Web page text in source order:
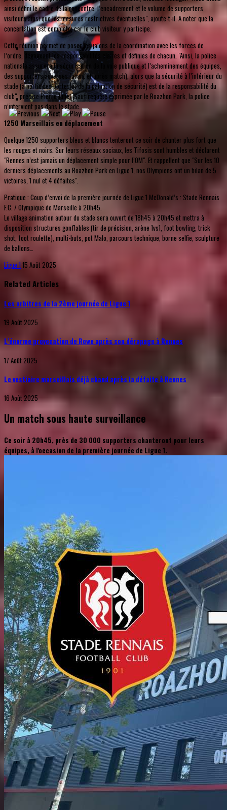
ainsi défini le cadre de la rencontre, l’encadrement et le volume de supporters
visiteurs ainsi que les mesures restrictives éventuelles", ajoute-t-il. A noter que la
concertation est complète, car le club visiteur y participe.
Cette réunion permet de poser les jalons de la coordination avec les forces de
l’ordre, dégageant les responsabilités claires et définies de chacun. "Ainsi, la police
nationale assurera la sécurisation de la voie publique et l’acheminement des équipes,
des supporters adverses (avant et après match), alors que la sécurité à l’intérieur du
stade (à partir des portes et de la palpation de sécurité) est de la responsabilité du
club", précise Pierre Juhel. Sauf requête exprimée par le Roazhon Park, la police
n’intervient pas dans le stade.
1250 Marseillais en déplacement
Quelque 1250 supporters bleus et blancs tenteront ce soir de chanter plus fort que
les rouges et noirs. Sur leurs réseaux sociaux, les Tifosis sont humbles et déclarent
"Rennes n’est jamais un déplacement simple pour l’OM". Et rappellent que "Sur les 10
derniers déplacements au Roazhon Park en Ligue 1, nos Olympiens ont un bilan de 5
victoires, 1 nul et 4 défaites".
Pratique : Coup d’envoi de la première journée de Ligue 1 McDonald’s : Stade Rennais
F.C. / Olympique de Marseille à 20h45.
Le village animation autour du stade sera ouvert de 18h45 à 20h45 et mettra à
disposition structures gonflables (tir de précision, arène 1vs1, foot bowling, trick
shot, foot roulette), multi-buts, pot Malo, parcours technique, borne selfie, sculpture
de ballons…
Ligue 115 Août 2025
Related Articles
Les arbitres de la 2ème journée de Ligue 1
19 Août 2025
L’énorme provocation de Rowe après son dérapage à Rennes
17 Août 2025
Le vestiaire marseillais déjà chaud après la défaite à Rennes
16 Août 2025
Un match sous haute surveillance
Ce soir à 20h45, près de 30 000 supporters chanteront pour leurs
équipes, à l'occasion de la première journée de Ligue 1.